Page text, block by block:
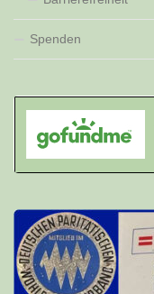
Spenden